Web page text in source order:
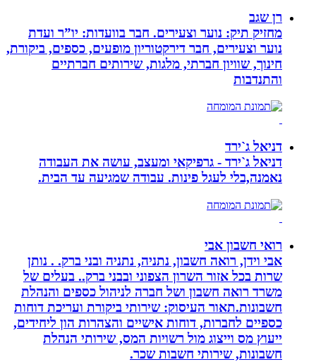
רן שגב
מחזיק תיק: נוער וצעירים. חבר בוועדות: יו”ר ועדת
נוער וצעירים, חבר דירקטוריון מופעים, כספים, ביקורת,
חינוך, שוויון חברתי, מלגות, שירותים חברתיים
והתנדבות
דניאל ג`ירד
דניאל ג`ירד - גרפיקאי ומעצב, עושה את העבודה
נאמנה,בלי לעגל פינות. עבודה שמגיעה עד הבית.
רואי חשבון אבי
אבי וידן, רואה חשבון, נתניה, נתניה ובני ברק. . נותן
שרות בכל אזור השרון הצפוני ובבני ברק.. בעלים של
משרד רואה חשבון ושל חברה לניהול כספים והנהלת
חשבונות.תאור העיסוק: שירותי ביקורת ועריכת דוחות
כספיים לחברות, דוחות אישיים והצהרות הון ליחידים,
ייעוץ מס וייצוג מול רשויות המס, שירותי הנהלת
חשבונות, שירותי חשבות שכר.